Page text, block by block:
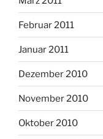
Februar 2011
Januar 2011
Dezember 2010
November 2010
Oktober 2010